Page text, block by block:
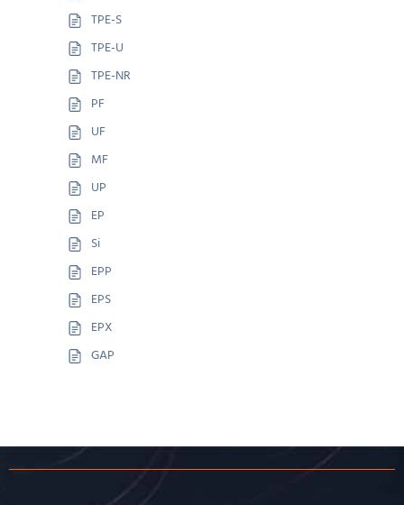
TPE-S
TPE-U
TPE-NR
PF
UF
MF
UP
EP
Si
EPP
EPS
EPX
GAP